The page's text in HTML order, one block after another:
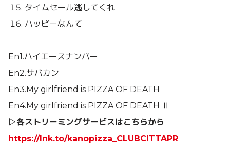
タイムセール逃してくれ
ハッピーなんて
En1.ハイエースナンバー
En2.サバカン
En3.My girlfriend is PIZZA OF DEATH
En4.My girlfriend is PIZZA OF DEATH Ⅱ
▷各ストリーミングサービスはこちらから
https://lnk.to/kanopizza_CLUBCITTAPR